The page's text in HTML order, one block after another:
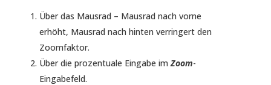
Über das Mausrad – Mausrad nach vorne
erhöht, Mausrad nach hinten verringert den
Zoomfaktor.
Über die prozentuale Eingabe imZoom-
Eingabefeld.